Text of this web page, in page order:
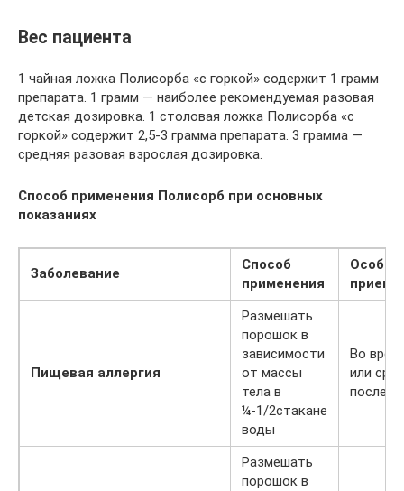
Вес пациента
1 чайная ложка Полисорба «с горкой» содержит 1 грамм
препарата. 1 грамм — наиболее рекомендуемая разовая
детская дозировка. 1 столовая ложка Полисорба «с
горкой» содержит 2,5-3 грамма препарата. 3 грамма —
средняя разовая взрослая дозировка.
Способ применения Полисорб при основных
показаниях
Заболевание
Способ
применения
приема
Пищевая аллергия
Размешать
порошок в
зависимости
от массы
тела в
¼-1/2стакане
воды
Во
или
после
Размешать
порошок в